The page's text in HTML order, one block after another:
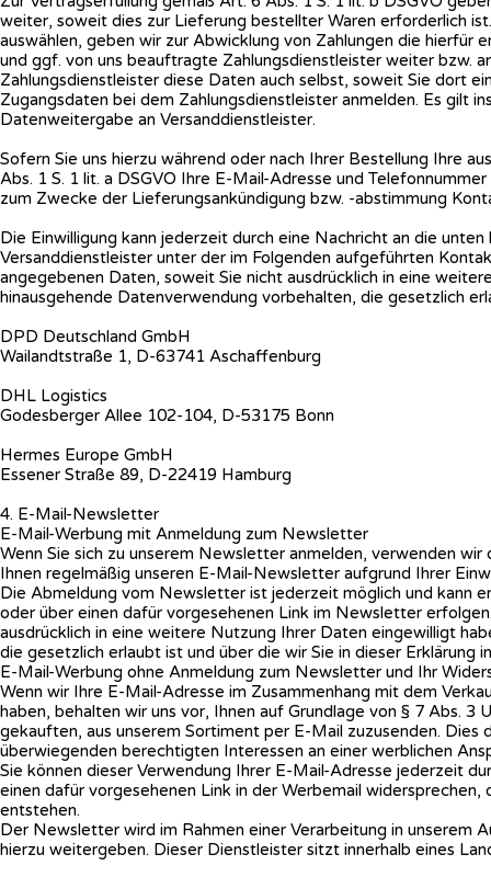
weiter, soweit dies zur Lieferung bestellter Waren erforderlich
auswählen, geben wir zur Abwicklung von Zahlungen die
und ggf. von uns beauftragte Zahlungsdienstleister weiter bzw.
Zahlungsdienstleister diese Daten auch selbst, soweit Sie dort
Zugangsdaten bei dem Zahlungsdienstleister anmelden. Es gilt
Datenweitergabe an Versanddienstleister.
Sofern Sie uns hierzu während oder nach Ihrer Bestellung Ihre
Abs. 1 S. 1 lit. a DSGVO Ihre E-Mail-Adresse und
zum Zwecke der Lieferungsankündigung bzw. -abstimmung
Die Einwilligung kann jederzeit durch eine Nachricht an die
Versanddienstleister unter der im Folgenden aufgeführten
angegebenen Daten, soweit Sie nicht ausdrücklich in eine
hinausgehende Datenverwendung vorbehalten, die gesetzlich
DPD Deutschland GmbH
Wailandtstraße 1, D-63741 Aschaffenburg
DHL Logistics
Godesberger Allee 102-104, D-53175 Bonn
Hermes Europe GmbH
Essener Straße 89, D-22419 Hamburg
4. E-Mail-Newsletter
E-Mail-Werbung mit Anmeldung zum Newsletter
Wenn Sie sich zu unserem Newsletter anmelden, verwenden
Ihnen regelmäßig unseren E-Mail-Newsletter aufgrund Ihrer
Die Abmeldung vom Newsletter ist jederzeit möglich und kann
oder über einen dafür vorgesehenen Link im Newsletter
ausdrücklich in eine weitere Nutzung Ihrer Daten eingewilligt
die gesetzlich erlaubt ist und über die wir Sie in dieser Erklärung
E-Mail-Werbung ohne Anmeldung zum Newsletter und Ihr
Wenn wir Ihre E-Mail-Adresse im Zusammenhang mit dem
haben, behalten wir uns vor, Ihnen auf Grundlage von § 7 Abs.
gekauften, aus unserem Sortiment per E-Mail zuzusenden. Dies
überwiegenden berechtigten Interessen an einer werblichen
Sie können dieser Verwendung Ihrer E-Mail-Adresse jederzeit
einen dafür vorgesehenen Link in der Werbemail
entstehen.
Der Newsletter wird im Rahmen einer Verarbeitung in unserem
hierzu weitergeben. Dieser Dienstleister sitzt innerhalb eines